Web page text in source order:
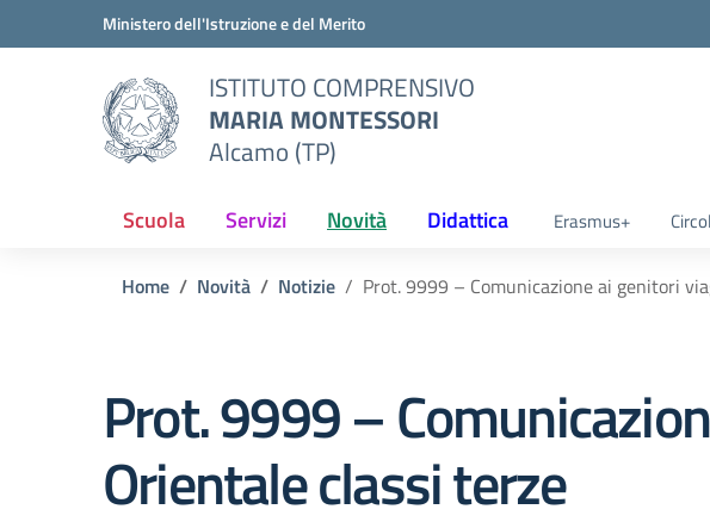
Vai ai contenuti
Vai al menu di navigazioneMinistero dell'Istruzione e del Merito
ISTITUTO COMPRENSIVO
MARIA MONTESSORI
Alcamo (TP)
Scuola Servizi Novità Didattica Erasmus+
Home Novità Notizie Prot. 9999 – Comunicazione ai genitori
Prot. 9999 –
Orientale classi terze